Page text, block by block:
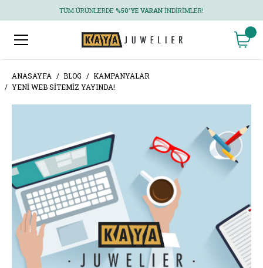
TÜM ÜRÜNLERDE %50'YE VARAN İNDIRIMLER!
ANASAYFA BLOG
KAMPANYALAR
YENI WEB SITEMIZ YAYINDA!